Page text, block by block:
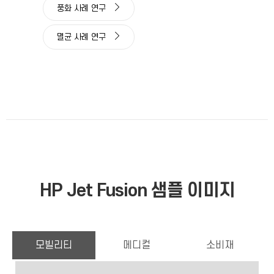
풍화 사례 연구
멸균 사례 연구
HP Jet Fusion 샘플 이미지
모빌리티 메디컬 소비재